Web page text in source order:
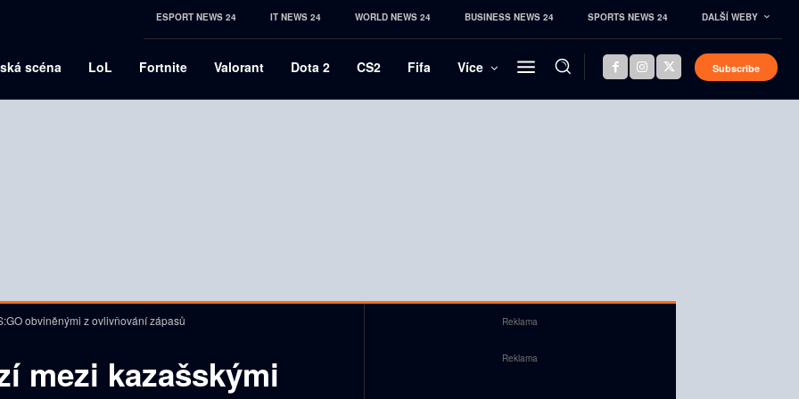
ESPORT NEWS 24 IT NEWS 24 WORLD NEWS 24 BUSINESS NEWS 24 SPORTS NEWS 24 DALŠÍ WEBY
scéna LoL Fortnite Valorant Dota 2 CS2 Fifa Více Subscribe
obviněnými z ovlivňování zápasů
mezi kazašskými
Reklama
Reklama